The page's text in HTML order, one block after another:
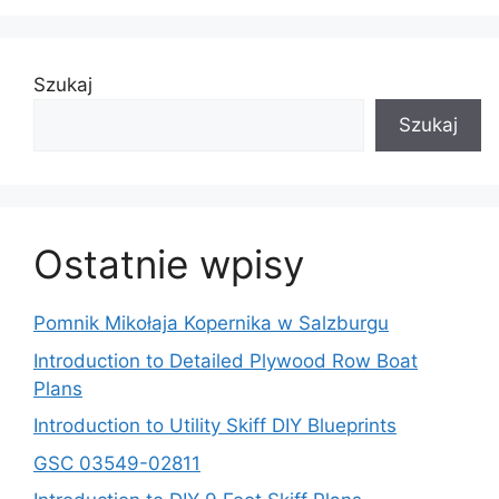
Szukaj
Szukaj
Ostatnie wpisy
Pomnik Mikołaja Kopernika w Salzburgu
Introduction to Detailed Plywood Row Boat
Plans
Introduction to Utility Skiff DIY Blueprints
GSC 03549-02811